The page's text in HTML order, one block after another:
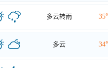
多云转雨
多云